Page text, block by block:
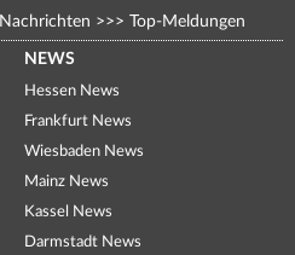
Nachrichten >>> Top-Meldungen
NEWS
Hessen News
Frankfurt News
Wiesbaden News
Mainz News
Kassel News
Darmstadt News